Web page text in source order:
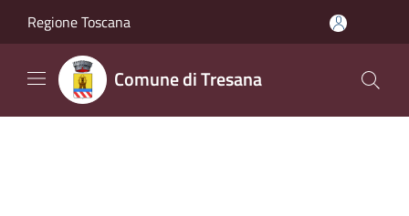
Regione Toscana
Comune di Tresana